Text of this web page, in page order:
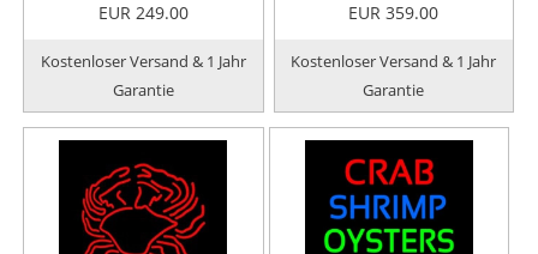
EUR 249.00
Kostenloser Versand & 1 Jahr
Garantie
EUR 359.00
Kostenloser Versand & 1 Jahr
Garantie